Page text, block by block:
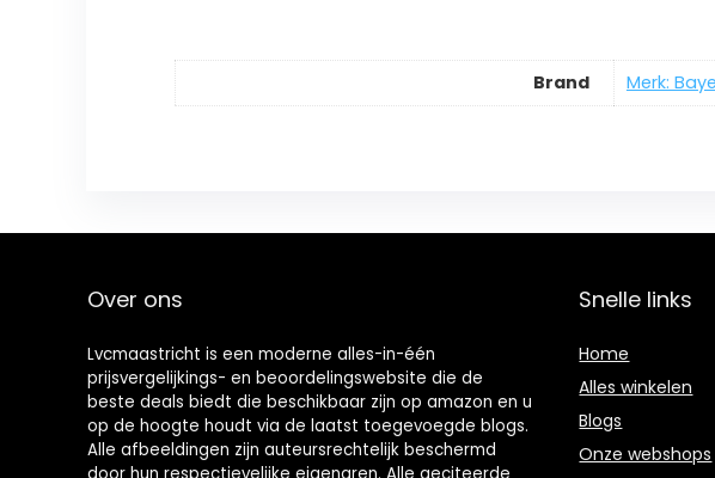
Brand Merk:
Over ons
Lvcmaastricht is een moderne alles-in-één
prijsvergelijkings- en beoordelingswebsite die de
beste deals biedt die beschikbaar zijn op amazon en u
op de hoogte houdt via de laatst toegevoegde blogs.
Alle afbeeldingen zijn auteursrechtelijk beschermd
Snelle links
Home
Alles winkelen
Blogs
Onze webshops